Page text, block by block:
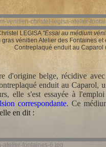
LEGISA"Essai au médium
gras vénitien Atelier des Fontaines
Contreplaqué enduit au Caparol
d'origine belge, récidive
enduit au Caparol,
elle s'est essayée à
correspondante. Ce
en dit :